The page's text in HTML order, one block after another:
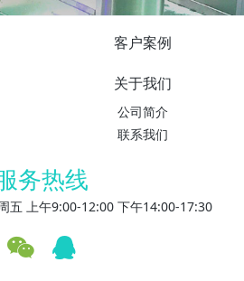
客户案例
关于我们
公司简介
联系我们
务热线
五 上午9:00-12:00 下午14:00-17:30